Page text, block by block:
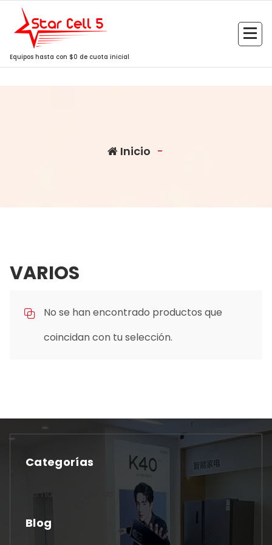
Saltar
contenido
Equipos hasta con $0 de cuota inicial
Inicio -
VARIOS
No se han encontrado productos que
coincidan con tu selección.
Categorías
No hay categorías
Blog